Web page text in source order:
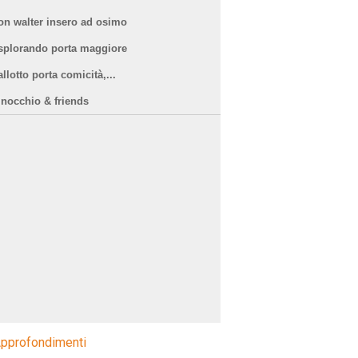
walter insero ad osimo
porta maggiore
porta comicità,...
& friends